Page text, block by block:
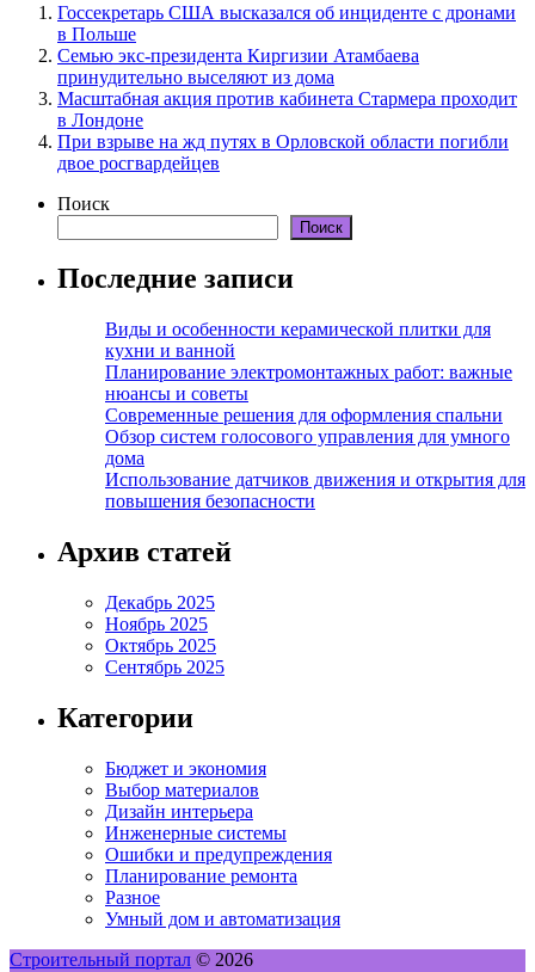
Госсекретарь США высказался об инциденте с дронами
в Польше
Семью экс-президента Киргизии Атамбаева
принудительно выселяют из дома
Масштабная акция против кабинета Стармера проходит
в Лондоне
При взрыве на жд путях в Орловской области погибли
двое росгвардейцев
Поиск
Поиск
Последние записи
Виды и особенности керамической плитки для
кухни и ванной
Планирование электромонтажных работ: важные
нюансы и советы
Современные решения для оформления спальни
Обзор систем голосового управления для умного
дома
Использование датчиков движения и открытия для
повышения безопасности
Архив статей
Декабрь 2025
Ноябрь 2025
Октябрь 2025
Сентябрь 2025
Категории
Бюджет и экономия
Выбор материалов
Дизайн интерьера
Инженерные системы
Ошибки и предупреждения
Планирование ремонта
Разное
Умный дом и автоматизация
Строительный портал © 2026